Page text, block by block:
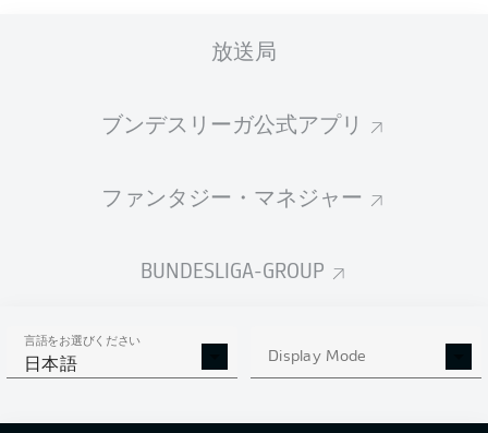
放送局
ブンデスリーガ公式アプリ
ファンタジー・マネジャー
BUNDESLIGA-GROUP
言語をお選びください
日本語 Display Mode
2026/2027
統計 シーズン 2026/2027
AERIAL DUELS
WON